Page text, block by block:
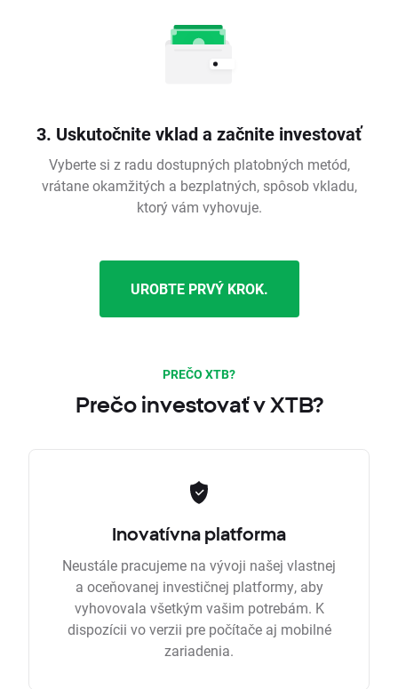
3. Uskutočnite vklad a začnite investovať
Vyberte si z radu dostupných platobných metód,
vrátane okamžitých a bezplatných, spôsob vkladu,
ktorý vám vyhovuje.
UROBTE PRVÝ KROK.
PREČO XTB?
Prečo investovať v XTB?
Inovatívna platforma
Neustále pracujeme na vývoji našej vlastnej
a oceňovanej investičnej platformy, aby
vyhovovala všetkým vašim potrebám. K
dispozícii vo verzii pre počítače aj mobilné
zariadenia.